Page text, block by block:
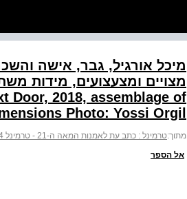
Door, 2018, assemblage of
Photo: Yossi Orgil
מתוך:טרמינל : כתב עת לאמנות המאה ה-21 - טרמינל 64
אל הספר